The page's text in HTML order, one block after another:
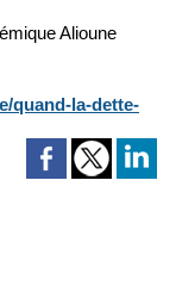
Alioune
quand-la-dette-